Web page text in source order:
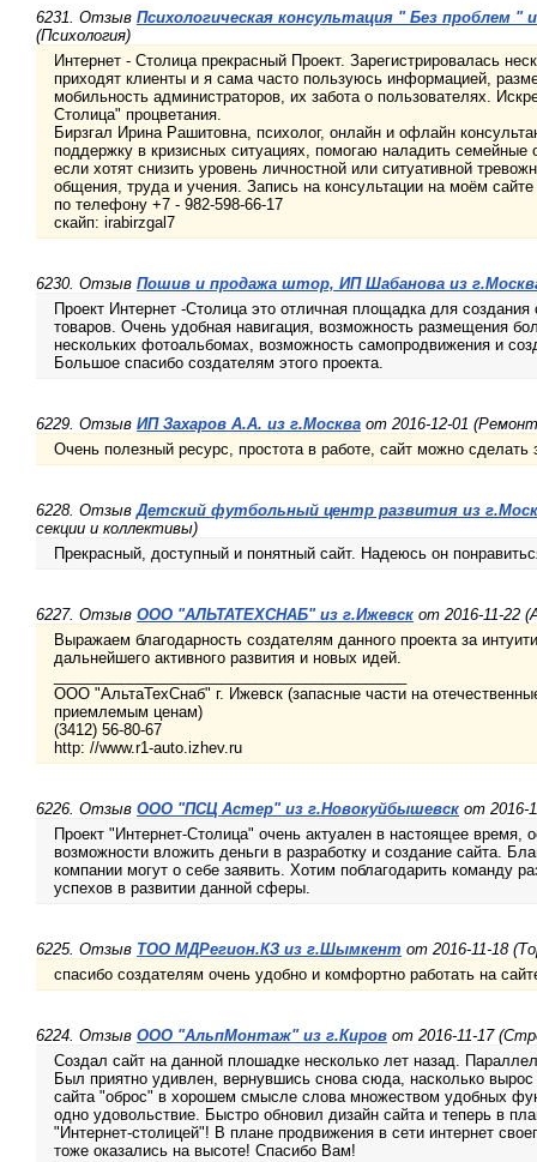
6231. Отзыв Психологическая консультация " Без проблем "
(Психология)
Интернет - Столица прекрасный Проект. Зарегистрировалась
приходят клиенты и я сама часто пользуюсь информацией,
мобильность администраторов, их забота о пользователях.
Столица" процветания.
Бирзгал Ирина Рашитовна, психолог, онлайн и офлайн
поддержку в кризисных ситуациях, помогаю наладить
если хотят снизить уровень личностной или ситуативной
общения, труда и учения. Запись на консультации на моём
по телефону +7 - 982-598-66-17
скайп: irabirzgal7
6230. Отзыв Пошив и продажа штор, ИП Шабанова из
Проект Интернет -Столица это отличная площадка для
товаров. Очень удобная навигация, возможность размещения
нескольких фотоальбомах, возможность самопродвижения и
Большое спасибо создателям этого проекта.
6229. Отзыв ИП Захаров А.А. из г.Москва от 2016-12-01
Очень полезный ресурс, простота в работе, сайт можно сделать
6228. ОтзывДетский футбольный центр развития из
секции и коллективы)
Прекрасный, доступный и понятный сайт. Надеюсь он
6227. Отзыв ООО "АЛЬТАТЕХСНАБ" из г.Ижевск от 2016-11-22
Выражаем благодарность создателям данного проекта за
дальнейшего активного развития и новых идей.
ООО "АльтаТехСнаб" г. Ижевск (запасные части на
приемлемым ценам)
(3412) 56-80-67
http: //www.r1-auto.izhev.ru
6226. Отзыв ООО "ПСЦ Астер" из г.Новокуйбышевск от 2016-
Проект "Интернет-Столица" очень актуален в настоящее время,
возможности вложить деньги в разработку и создание сайта.
компании могут о себе заявить. Хотим поблагодарить команду
успехов в развитии данной сферы.
6225. Отзыв ТОО МДРегион.КЗ из г.Шымкент от 2016-11-18
спасибо создателям очень удобно и комфортно работать на
6224. Отзыв ООО "АльпМонтаж" из г.Киров от 2016-11-17
Создал сайт на данной плошадке несколько лет назад.
Был приятно удивлен, вернувшись снова сюда, насколько вырос
сайта "оброс" в хорошем смысле слова множеством удобных
одно удовольствие. Быстро обновил дизайн сайта и теперь в
"Интернет-столицей"! В плане продвижения в сети интернет
тоже оказались на высоте! Спасибо Вам!